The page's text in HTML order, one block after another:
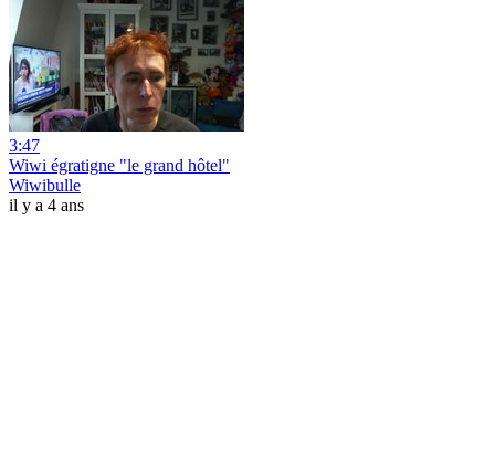
3:47
Wiwi égratigne "le grand hôtel"
Wiwibulle
il y a 4 ans